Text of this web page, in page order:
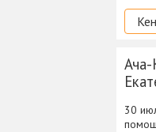
Ача-
30